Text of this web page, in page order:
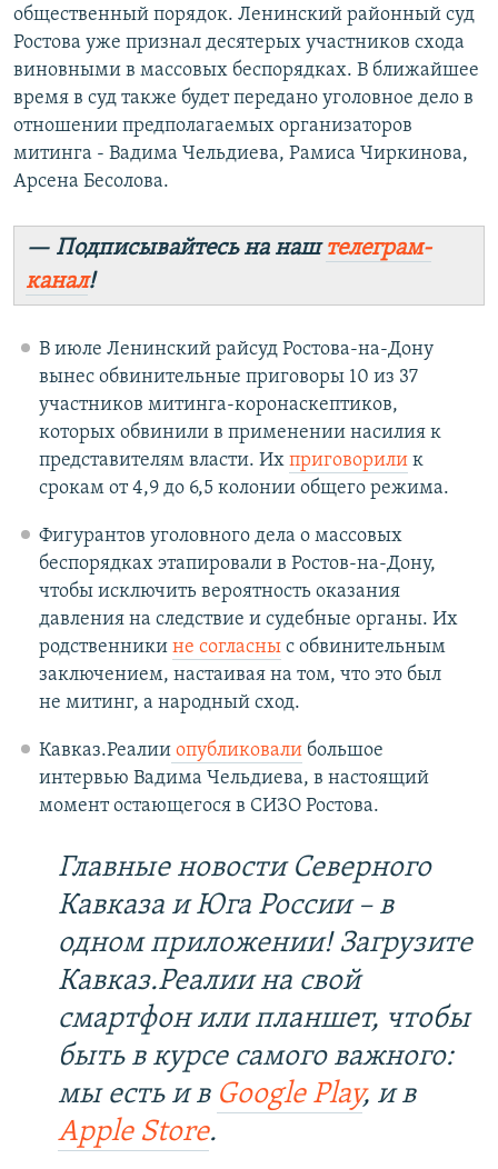
общественный порядок. Ленинский районный суд
Ростова уже признал десятерых участников схода
виновными в массовых беспорядках. В ближайшее
время в суд также будет передано уголовное дело в
отношении предполагаемых организаторов
митинга - Вадима Чельдиева, Рамиса Чиркинова,
Арсена Бесолова.
— Подписывайтесь на наштелеграм-
канал!
В июле Ленинский райсуд Ростова-на-Дону
вынес обвинительные приговоры 10 из 37
участников митинга-коронаскептиков,
которых обвинили в применении насилия к
представителям власти. Их приговорилик
срокам от 4,9 до 6,5 колонии общего режима.
Фигурантов уголовного дела о массовых
беспорядках этапировали в Ростов-на-Дону,
чтобы исключить вероятность оказания
давления на следствие и судебные органы. Их
родственники не согласныс обвинительным
заключением, настаивая на том, что это был
не митинг, а народный сход.
Кавказ.Реалииопубликовалибольшое
интервью Вадима Чельдиева, в настоящий
момент остающегося в СИЗО Ростова.
Главные новости Северного
Кавказа и Юга России – в
одном приложении! Загрузите
Кавказ.Реалии на свой
смартфон или планшет, чтобы
быть в курсе самого важного:
мы есть и в Google Play, и в
Apple Store.